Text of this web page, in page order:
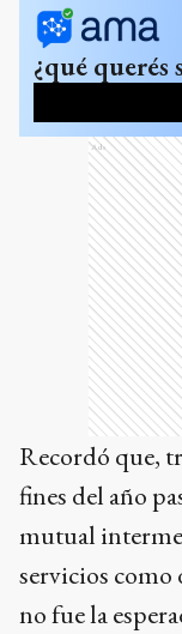
¿qué querés
Ads
Recordó que,
fines del año
mutual
servicios como
no fue la